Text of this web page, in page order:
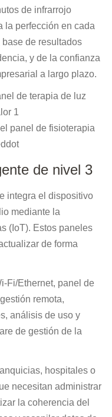
de infrarrojo
la perfección en cada
de resultados
y de la confianza
a largo plazo.
panel de fisioterapia
de nivel 3
integra el dispositivo
mediante la
(IoT). Estos paneles
de forma
Fi/Ethernet, panel de
remota,
análisis de uso y
de gestión de la
hospitales o
necesitan administrar
la coherencia del